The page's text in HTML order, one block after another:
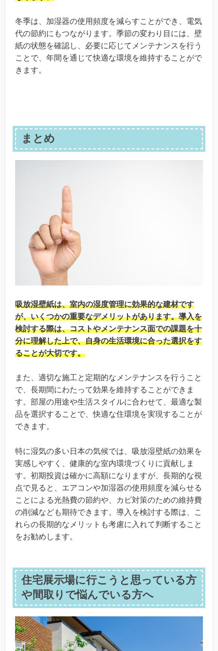
冬季は、加湿器の使用頻度を減らすことができ、電気
代の節約にもつながります。季節の変わり目には、壁
紙の状態を確認し、必要に応じてメンテナンスを行う
ことで、年間を通じて快適な環境を維持することがで
きます。
まとめ
吸放湿壁紙は、室内の湿度管理に効果的な建材です
が、いくつかの重要なデメリットがあります。導入を
検討する際は、コストやメンテナンス面での課題を十
分に理解した上で、自身の生活環境に合った選択をす
ることが大切です。
また、適切な施工と定期的なメンテナンスを行うこと
で、長期間にわたって効果を維持することができま
す。部屋の用途や生活スタイルに合わせて、最適な製
品を選択することで、快適な住環境を実現することが
できます。
特に湿気の多い日本の気候では、吸放湿壁紙の効果を
実感しやすく、健康的な室内環境づくりに貢献しま
す。初期投資は確かに高額になりますが、長期的な視
点で見ると、エアコンや加湿器の使用頻度を減らせる
ことによる光熱費の節約や、カビ対策のための維持費
の削減なども期待できます。導入を検討する際は、こ
れらの長期的なメリットも考慮に入れて判断すること
をお勧めします。
住宅展示場に行こうと思っている方
や間取りで悩んでいる方へ